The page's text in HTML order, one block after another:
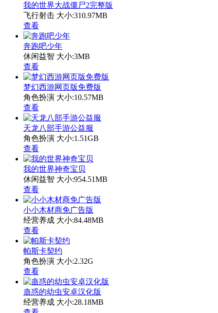
我的世界大战僵尸2完整版
飞行射击 大小:310.97MB
查看
奔跑吧少年
休闲益智 大小:3MB
查看
梦幻西游网页版免费版
角色扮演 大小:10.57MB
查看
天龙八部手游公益服
角色扮演 大小:1.51GB
查看
我的世界神奇宝贝
休闲益智 大小:954.51MB
查看
小小木材商免广告版
经营养成 大小:84.48MB
查看
帕斯卡契约
角色扮演 大小:2.32G
查看
蛊惑的幼虫安卓汉化版
经营养成 大小:28.18MB